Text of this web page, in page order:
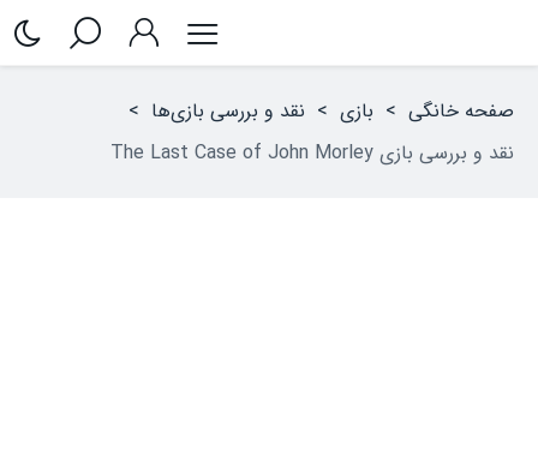
صفحه خانگی > بازی > نقد و بررسی بازی‌ها >
نقد و بررسی بازی The Last Case of John Morley